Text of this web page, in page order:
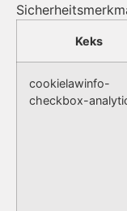
Keks
cookielawinfo-
checkbox-